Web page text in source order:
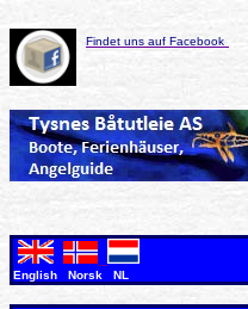
Findet uns auf Facebook
English Norsk NL